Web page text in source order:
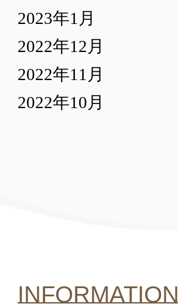
2023年1月
2022年12月
2022年11月
2022年10月
INFORMATION